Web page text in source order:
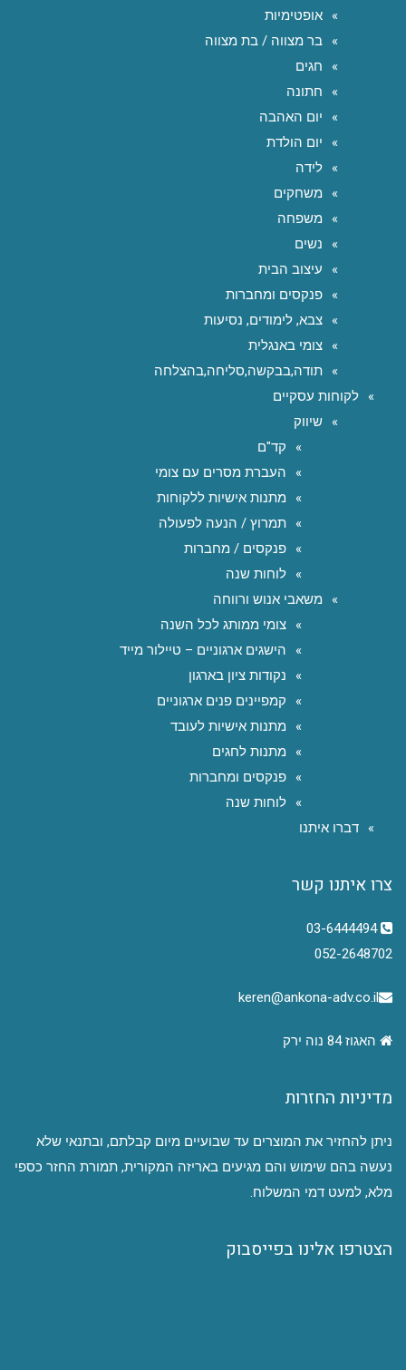
אופטימיות
בר מצווה / בת מצווה
חגים
חתונה
יום האהבה
יום הולדת
לידה
משחקים
משפחה
נשים
עיצוב הבית
פנקסים ומחברות
צבא, לימודים, נסיעות
צומי באנגלית
תודה,בבקשה,סליחה,בהצלחה
לקוחות עסקיים
שיווק
קד"ם
העברת מסרים עם צומי
מתנות אישיות ללקוחות
תמרוץ / הנעה לפעולה
פנקסים / מחברות
לוחות שנה
משאבי אנוש ורווחה
צומי ממותג לכל השנה
הישגים ארגוניים – טיילור מייד
נקודות ציון בארגון
קמפיינים פנים ארגוניים
מתנות אישיות לעובד
מתנות לחגים
פנקסים ומחברות
לוחות שנה
דברו איתנו
צרו איתנו קשר
03-6444494
052-2648702
keren@ankona-adv.co.il
האגוז 84 נוה ירק
מדיניות החזרות
ניתן להחזיר את המוצרים עד שבועיים מיום קבלתם, ובתנאי שלא
נעשה בהם שימוש והם מגיעים באריזה המקורית, תמורת החזר כספי
מלא, למעט דמי המשלוח.
הצטרפו אלינו בפייסבוק